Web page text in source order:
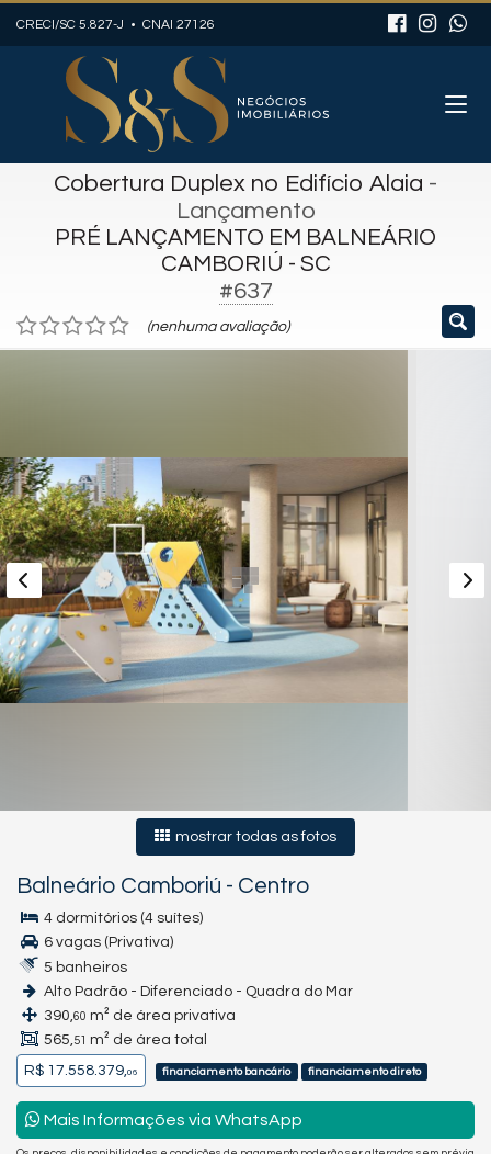
CRECI/SC 5.827-J • CNAI 27126
Cobertura Duplex no Edifício Alaia -
Lançamento
PRÉ LANÇAMENTO EM BALNEÁRIO
CAMBORIÚ - SC
#637
(nenhuma avaliação)
mostrar todas as fotos
Balneário Camboriú - Centro
4 dormitórios (4 suítes)
6 vagas (Privativa)
5 banheiros
Alto Padrão - Diferenciado - Quadra do Mar
390,60 m² de área privativa
565,51 m² de área total
R$ 17.558.379,06 financiamento bancário financiamento direto
Mais Informações via WhatsApp